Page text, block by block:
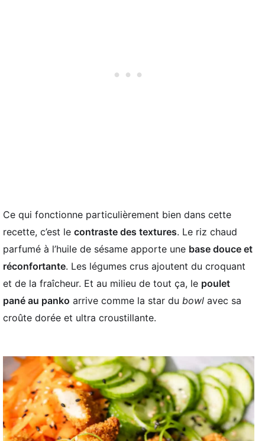
Ce qui fonctionne particulièrement bien dans cette
recette, c’est le contraste des textures. Le riz chaud
parfumé à l’huile de sésame apporte une base douce et
réconfortante. Les légumes crus ajoutent du croquant
et de la fraîcheur. Et au milieu de tout ça, le poulet
pané au panko arrive comme la star du bowl avec sa
croûte dorée et ultra croustillante.